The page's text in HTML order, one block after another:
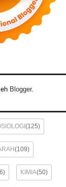
Blogger.
(125)
(109)
KIMIA(50)